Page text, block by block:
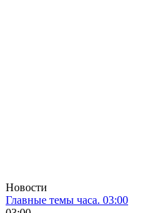
Новости
Главные темы часа. 03:00